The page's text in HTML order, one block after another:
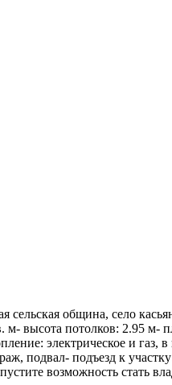
община, село
высота потолков: 2.95 м-
электрическое и газ,
подвал- подъезд к
возможность стать